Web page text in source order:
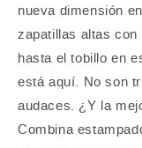
nueva dimensión
zapatillas altas con
hasta el tobillo en
está aquí. No son
audaces. ¿Y la
Combina